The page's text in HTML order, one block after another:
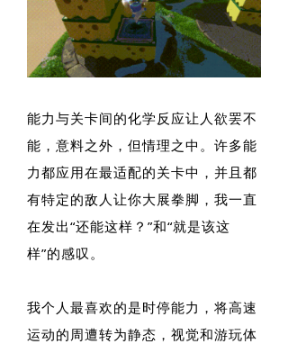
能力与关卡间的化学反应让人欲罢不
能，意料之外，但情理之中。许多能
力都应用在最适配的关卡中，并且都
有特定的敌人让你大展拳脚，我一直
在发出“还能这样？”和“就是该这
样”的感叹。
我个人最喜欢的是时停能力，将高速
运动的周遭转为静态，视觉和游玩体